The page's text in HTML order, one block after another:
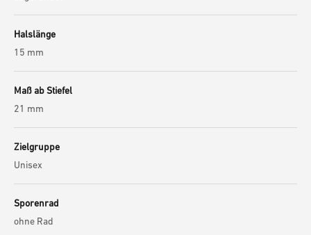
Halslänge
15 mm
Maß ab Stiefel
21 mm
Zielgruppe
Unisex
Sporenrad
ohne Rad